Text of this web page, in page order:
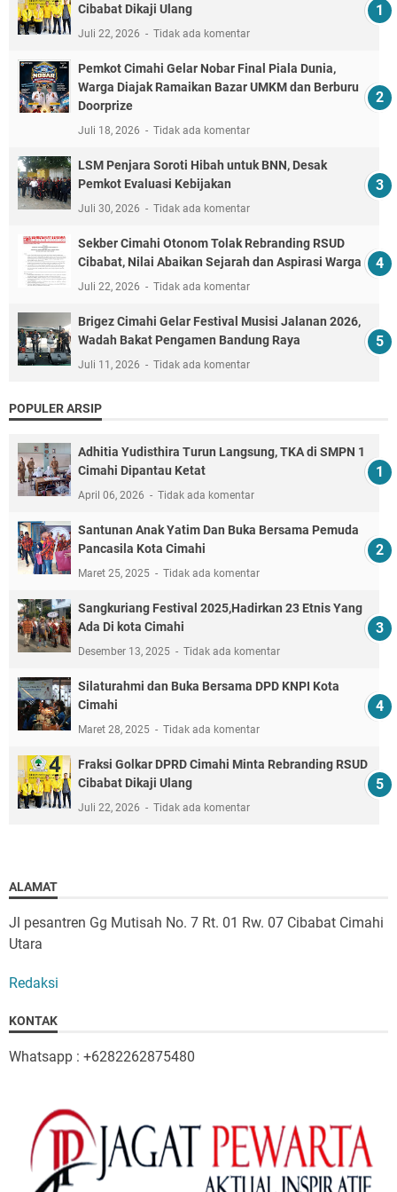
Cibabat Dikaji Ulang
Juli 22, 2026 Tidak ada komentar
Pemkot Cimahi Gelar Nobar Final Piala Dunia,
Warga Diajak Ramaikan Bazar UMKM dan Berburu
Doorprize
Juli 18, 2026 Tidak ada komentar
LSM Penjara Soroti Hibah untuk BNN, Desak
Pemkot Evaluasi Kebijakan
Juli 30, 2026 Tidak ada komentar
Sekber Cimahi Otonom Tolak Rebranding RSUD
Cibabat, Nilai Abaikan Sejarah dan Aspirasi Warga
Juli 22, 2026 Tidak ada komentar
Brigez Cimahi Gelar Festival Musisi Jalanan 2026,
Wadah Bakat Pengamen Bandung Raya
Juli 11, 2026 Tidak ada komentar
POPULER ARSIP
Adhitia Yudisthira Turun Langsung, TKA di SMPN 1
Cimahi Dipantau Ketat
April 06, 2026 Tidak ada komentar
Santunan Anak Yatim Dan Buka Bersama Pemuda
Pancasila Kota Cimahi
Maret 25, 2025 Tidak ada komentar
Sangkuriang Festival 2025,Hadirkan 23 Etnis Yang
Ada Di kota Cimahi
Desember 13, 2025 Tidak ada komentar
Silaturahmi dan Buka Bersama DPD KNPI Kota
Cimahi
Maret 28, 2025 Tidak ada komentar
Fraksi Golkar DPRD Cimahi Minta Rebranding RSUD
Cibabat Dikaji Ulang
Juli 22, 2026 Tidak ada komentar
ALAMAT
Jl pesantren Gg Mutisah No. 7 Rt. 01 Rw. 07 Cibabat Cimahi
Utara
Redaksi
KONTAK
Whatsapp : +6282262875480